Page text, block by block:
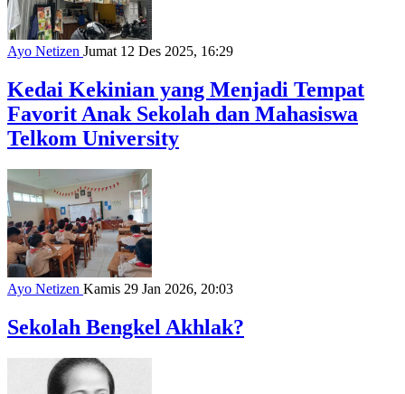
Ayo Netizen Jumat 12 Des 2025, 16:29
Kedai Kekinian yang Menjadi Tempat
Favorit Anak Sekolah dan Mahasiswa
Telkom University
Ayo Netizen Kamis 29 Jan 2026, 20:03
Sekolah Bengkel Akhlak?